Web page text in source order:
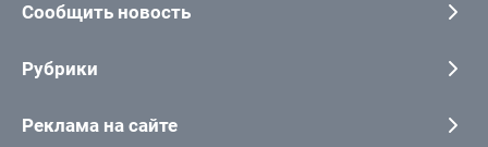
Сообщить новость
Рубрики
Реклама на сайте